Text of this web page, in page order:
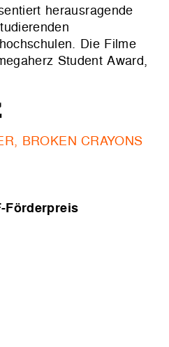
herausragende
Die Filme
Student Award,
BROKEN CRAYONS
Förderpreis